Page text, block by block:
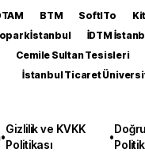
BTM SoftITo
İstanbul
İDTM
Cemile Sultan Tesisleri
İstanbul Ticaret
•
Gizlilik ve KVKK
Politikası
•